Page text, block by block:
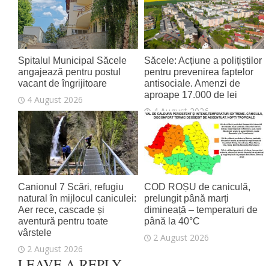
Spitalul Municipal Săcele
angajează pentru postul
vacant de îngrijitoare
4 August 2026
Săcele: Acțiune a polițiștilor
pentru prevenirea faptelor
antisociale. Amenzi de
aproape 17.000 de lei
4 August 2026
Canionul 7 Scări, refugiu
natural în mijlocul caniculei:
Aer rece, cascade și
aventură pentru toate
vârstele
2 August 2026
COD ROȘU de caniculă,
prelungit până marți
dimineață – temperaturi de
până la 40°C
2 August 2026